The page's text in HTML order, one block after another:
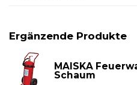
Ergänzende Produkte
MAISKA
Schaum